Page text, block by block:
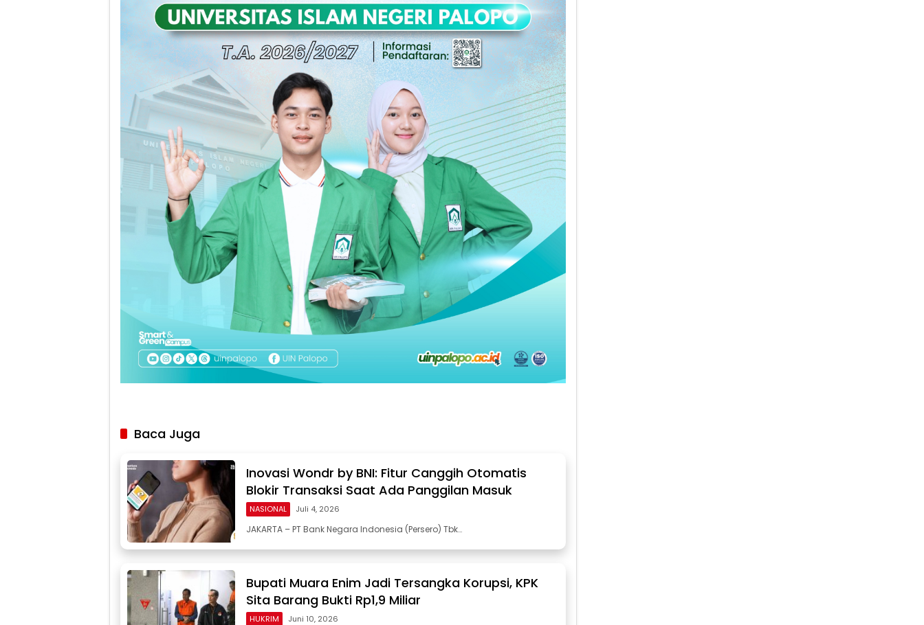
Baca Juga
Inovasi Wondr by BNI: Fitur Canggih Otomatis
Blokir Transaksi Saat Ada Panggilan Masuk
NASIONAL Juli 4, 2026
JAKARTA – PT Bank Negara Indonesia (Persero) Tbk…
Bupati Muara Enim Jadi Tersangka Korupsi, KPK
Sita Barang Bukti Rp1,9 Miliar
HUKRIM Juni 10, 2026